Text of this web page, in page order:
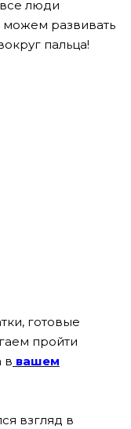
люди
можем развивать
пальца!
готовые
пройти
в вашем
взгляд в